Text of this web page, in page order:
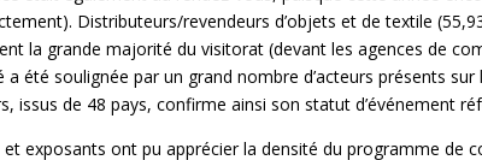
Distributeurs/revendeurs d’objets et de textile
la grande majorité du visitorat (devant les agences de
a été soulignée par un grand nombre d’acteurs présents
issus de 48 pays, confirme ainsi son statut d’événement
et exposants ont pu apprécier la densité du programme de